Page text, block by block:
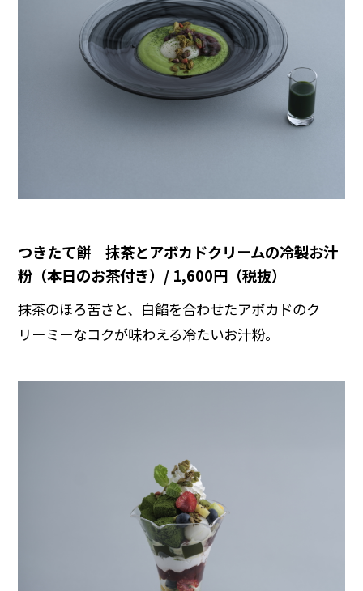
つきたて餅 抹茶とアボカドクリームの冷製お汁
粉（本日のお茶付き）/ 1,600円（税抜）
抹茶のほろ苦さと、白餡を合わせたアボカドのク
リーミーなコクが味わえる冷たいお汁粉。